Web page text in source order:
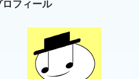
ロフィール